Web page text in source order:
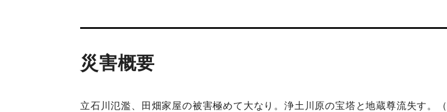
災害概要
立石川氾濫、田畑家屋の被害極めて大なり。浄土川原の宝塔と地蔵尊流失す。（